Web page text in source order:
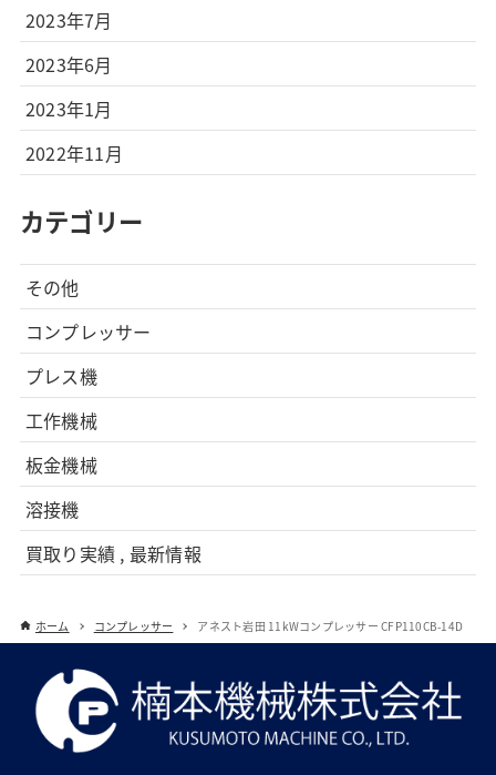
2023年7月
2023年6月
2023年1月
2022年11月
カテゴリー
その他
コンプレッサー
プレス機
工作機械
板金機械
溶接機
買取り実績 , 最新情報
ホーム コンプレッサー アネスト岩田 11kWコンプレッサー CFP110CB-14D